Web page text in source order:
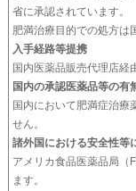
省に承認されています。
肥満治療目的での処方は
入手経路等提携
国内医薬品販売代理店経
国内の承認医薬品等の有
国内において肥満症治療
せん。
諸外国における安全性等
アメリカ食品医薬品局（
ます。